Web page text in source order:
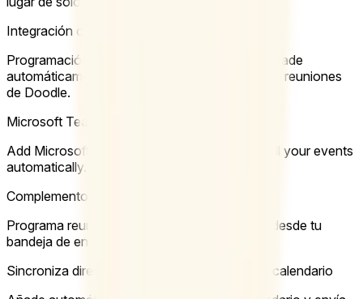
Integración con Zoom
Programación sencilla + videoconferencias: añade
automáticamente enlaces de Zoom a todas tus reuniones
de Doodle.
Microsoft Teams Integration
Add Microsoft Teams video conferencing to all your events
automatically.
Complemento de Outlook
Programa reuniones de Doodle directamente desde tu
bandeja de entrada de Outlook.
Sincroniza directamente las reuniones con tu calendario